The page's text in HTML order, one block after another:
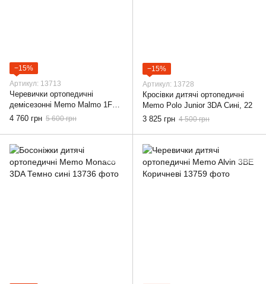
−15%
Артикул: 13713
Черевички ортопедичні
демісезонні Memo Malmo 1FD
Коричневі, 22
4 760 грн 5 600 грн
−15%
Артикул: 13728
Кросівки дитячі ортопедичні
Memo Polo Junior 3DA Сині, 22
3 825 грн 4 500 грн